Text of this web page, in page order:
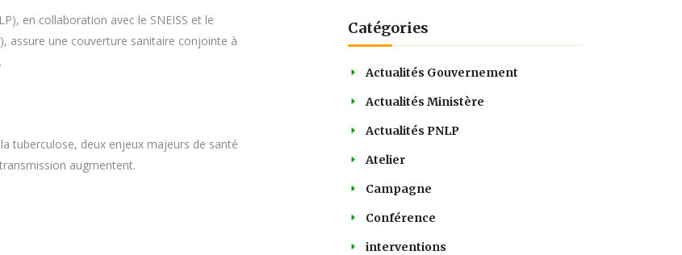
en collaboration avec le SNEISS et le
assure une couverture sanitaire conjointe à
tuberculose, deux enjeux majeurs de santé
augmentent.
Catégories
Actualités Gouvernement
Actualités Ministère
Actualités PNLP
Atelier
Campagne
Conférence
interventions